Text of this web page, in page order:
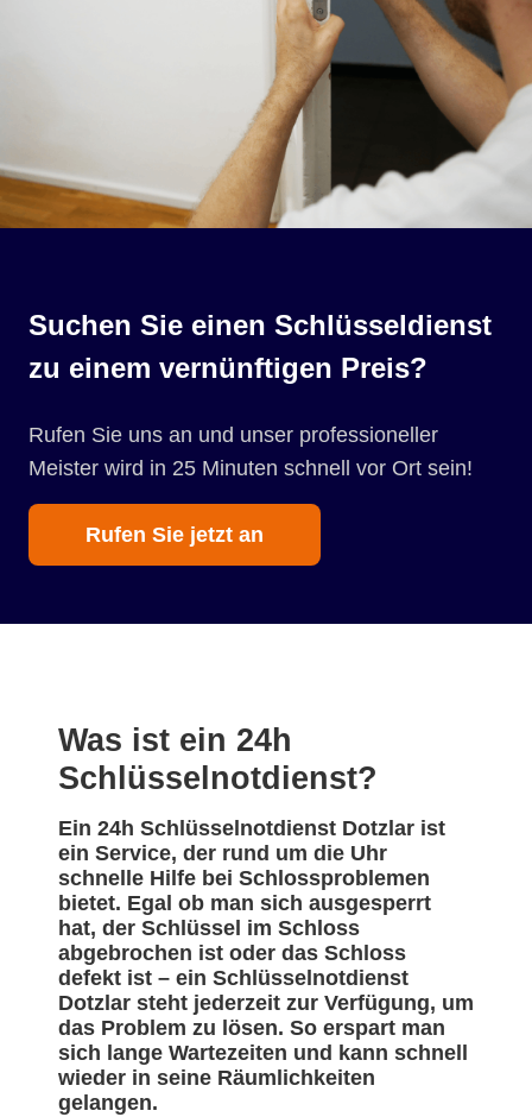
Suchen Sie einen Schlüsseldienst
zu einem vernünftigen Preis?
Rufen Sie uns an und unser professioneller
Meister wird in 25 Minuten schnell vor Ort sein!
Rufen Sie jetzt an
Was ist ein 24h
Schlüsselnotdienst?
Ein 24h Schlüsselnotdienst Dotzlar ist
ein Service, der rund um die Uhr
schnelle Hilfe bei Schlossproblemen
bietet. Egal ob man sich ausgesperrt
hat, der Schlüssel im Schloss
abgebrochen ist oder das Schloss
defekt ist – ein Schlüsselnotdienst
Dotzlar steht jederzeit zur Verfügung, um
das Problem zu lösen. So erspart man
sich lange Wartezeiten und kann schnell
wieder in seine Räumlichkeiten
gelangen.